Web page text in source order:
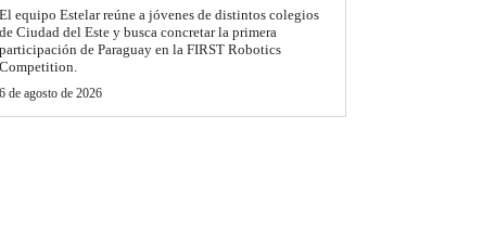
El equipo Estelar reúne a jóvenes de distintos colegios
de Ciudad del Este y busca concretar la primera
participación de Paraguay en la FIRST Robotics
Competition.
6 de agosto de 2026